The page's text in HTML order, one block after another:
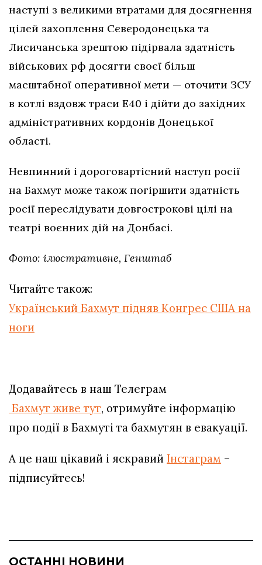
наступі з великими втратами для досягнення
цілей захоплення Сєвєродонецька та
Лисичанська зрештою підірвала здатність
військових рф досягти своєї більш
масштабної оперативної мети — оточити ЗСУ
в котлі вздовж траси Е40 і дійти до західних
адміністративних кордонів Донецької
області.
Невпинний і дороговартісний наступ росії
на Бахмут може також погіршити здатність
росії переслідувати довгострокові цілі на
театрі воєнних дій на Донбасі.
Фото: ілюстративне, Генштаб
Читайте також:
Український Бахмут підняв Конгрес США на
ноги
Додавайтесь в наш Телеграм
Бахмут живе тут, отримуйте інформацію
про події в Бахмуті та бахмутян в евакуації.
А це наш цікавий і яскравий Інстаграм –
підписуйтесь!
ОСТАННІ НОВИНИ